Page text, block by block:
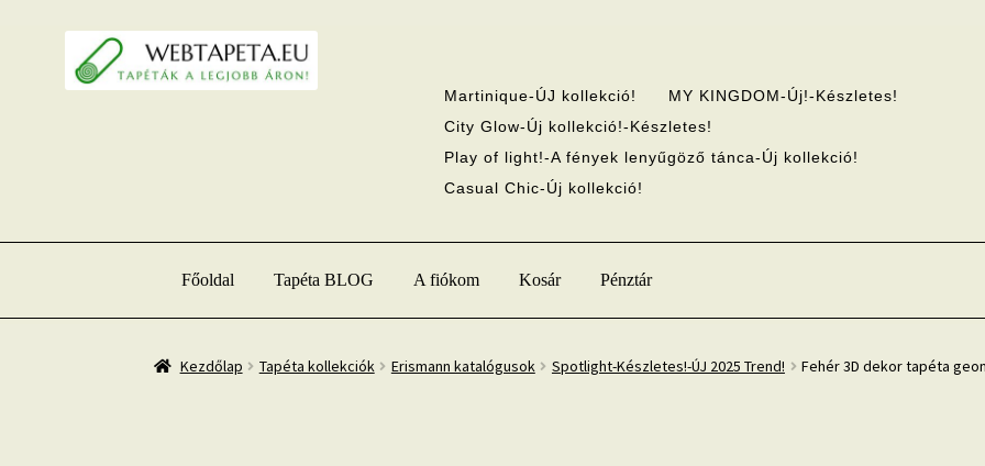
Ugrás
a
navigációhoz
Kilépés
a
tartalomba
Martinique-ÚJ kollekció!
MY KINGDOM-Új!-Készletes!
City Glow-Új kollekció!-Készletes!
Play of light!-A fények lenyűgöző tánca-Új kollekció!
Casual Chic-Új kollekció!
Főoldal Tapéta BLOG A fiókom Kosár Pénztár
Kezdőlap Tapéta kollekciók Erismann katalógusok Spotlight-Készletes!-ÚJ 2025 Trend! Fehér 3D dekor tapéta